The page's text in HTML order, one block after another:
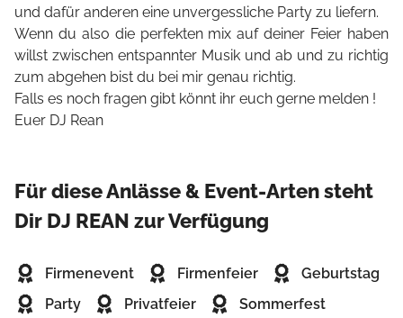
und dafür anderen eine unvergessliche Party zu liefern.
Wenn du also die perfekten mix auf deiner Feier haben
willst zwischen entspannter Musik und ab und zu richtig
zum abgehen bist du bei mir genau richtig.
Falls es noch fragen gibt könnt ihr euch gerne melden !
Euer DJ Rean
Für diese Anlässe & Event-Arten steht
Dir DJ REAN zur Verfügung
Firmenevent Firmenfeier
Geburtstag
Party
Privatfeier
Sommerfest